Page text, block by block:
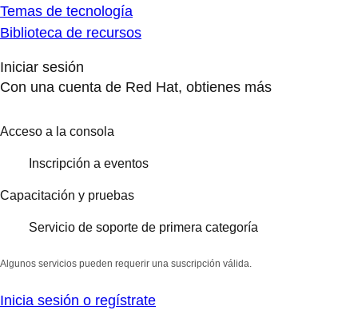
Temas de tecnología
Biblioteca de recursos
Iniciar sesión
Con una cuenta de Red Hat, obtienes más
Acceso a la consola
Inscripción a eventos
Capacitación y pruebas
Servicio de soporte de primera categoría
Algunos servicios pueden requerir una suscripción válida.
Inicia sesión o regístrate